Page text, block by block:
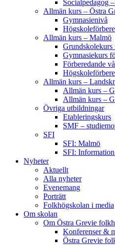
Socialpedagog
Allmän kurs – Östra
Gymnasienivå
Allmän kurs – Malmö
Grundskolekurs
Gymnasiekurs
Förberedande
Allmän kurs –
Allmän kurs –
Allmän kurs –
Övriga utbildningar
Etableringskurs
SMF –
SFI
SFI: Malmö
SFI:
Nyheter
Aktuellt
Alla nyheter
Evenemang
Porträtt
Folkhögskolan i media
Om skolan
Om Östra Grevie
Konferenser &
Östra Grevie